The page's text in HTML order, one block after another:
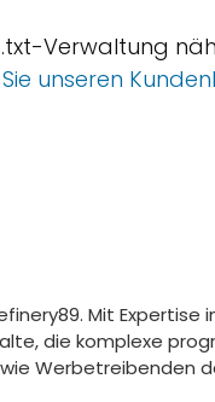
Verwaltung
unseren
Mit Expertise
die komplexe
Werbetreibenden